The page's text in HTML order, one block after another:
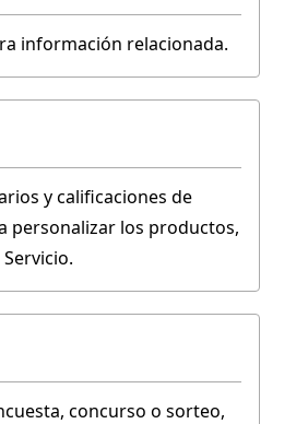
información relacionada.
y calificaciones de
personalizar los productos,
concurso o sorteo,